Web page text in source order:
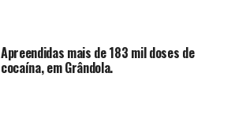
Apreendidas mais de 183 mil doses de
cocaína, em Grândola.